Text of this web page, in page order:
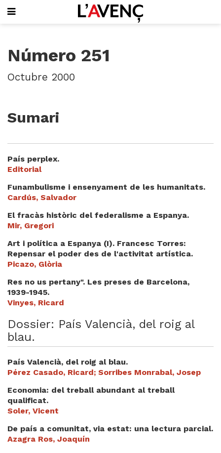
PORTADA
QUI SOM
PUBLICITAT
VIDEOTECA
Focus
Actualitat
El llibre de la setmana
Mirador
Videoteca
Termes legals
Número 251
Octubre 2000
Sumari
País perplex.
Editorial
Funambulisme i ensenyament de les humanitats.
Cardús, Salvador
El fracàs històric del federalisme a Espanya.
Mir, Gregori
Art i política a Espanya (I). Francesc Torres:
Repensar el poder des de l'activitat artística.
Picazo, Glòria
Res no us pertany". Les preses de Barcelona,
1939-1945.
Vinyes, Ricard
Dossier: País Valencià, del roig al
blau.
País Valencià, del roig al blau.
Pérez Casado, Ricard; Sorribes Monrabal, Josep
Economia: del treball abundant al treball
qualificat.
Soler, Vicent
De país a comunitat, via estat: una lectura parcial.
Azagra Ros, Joaquín